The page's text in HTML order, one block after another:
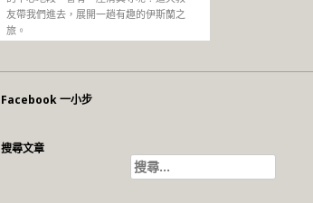
友帶我們進去，展開一趟有趣的伊斯蘭之
旅。
Facebook 一小步
搜尋文章
搜
尋